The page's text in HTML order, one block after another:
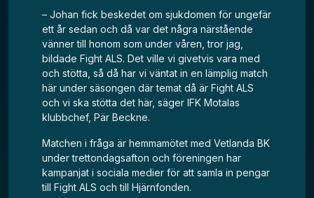
– Johan fick beskedet om sjukdomen för ungefär
ett år sedan och då var det några närstående
vänner till honom som under våren, tror jag,
bildade Fight ALS. Det ville vi givetvis vara med
och stötta, så då har vi väntat in en lämplig match
här under säsongen där temat då är Fight ALS
och vi ska stötta det här, säger IFK Motalas
klubbchef, Pär Beckne.
Matchen i fråga är hemmamötet med Vetlanda BK
under trettondagsafton och föreningen har
kampanjat i sociala medier för att samla in pengar
till Fight ALS och till Hjärnfonden.